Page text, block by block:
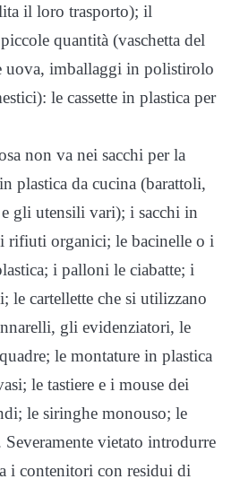
il loro trasporto); il
quantità (vaschetta del
uova, imballaggi in polistirolo
le cassette in plastica per
non va nei sacchi per la
plastica da cucina (barattoli,
e gli utensili vari); i sacchi in
rifiuti organici; le bacinelle o i
i palloni le ciabatte; i
le cartellette che si utilizzano
gli evidenziatori, le
le montature in plastica
le tastiere e i mouse dei
le siringhe monouso; le
vietato introdurre
i contenitori con residui di